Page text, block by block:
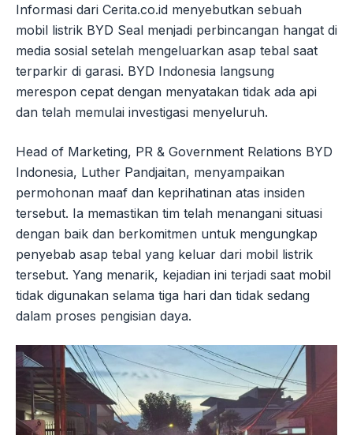
Informasi dari Cerita.co.id menyebutkan sebuah
mobil listrik BYD Seal menjadi perbincangan hangat di
media sosial setelah mengeluarkan asap tebal saat
terparkir di garasi. BYD Indonesia langsung
merespon cepat dengan menyatakan tidak ada api
dan telah memulai investigasi menyeluruh.
Head of Marketing, PR & Government Relations BYD
Indonesia, Luther Pandjaitan, menyampaikan
permohonan maaf dan keprihatinan atas insiden
tersebut. Ia memastikan tim telah menangani situasi
dengan baik dan berkomitmen untuk mengungkap
penyebab asap tebal yang keluar dari mobil listrik
tersebut. Yang menarik, kejadian ini terjadi saat mobil
tidak digunakan selama tiga hari dan tidak sedang
dalam proses pengisian daya.